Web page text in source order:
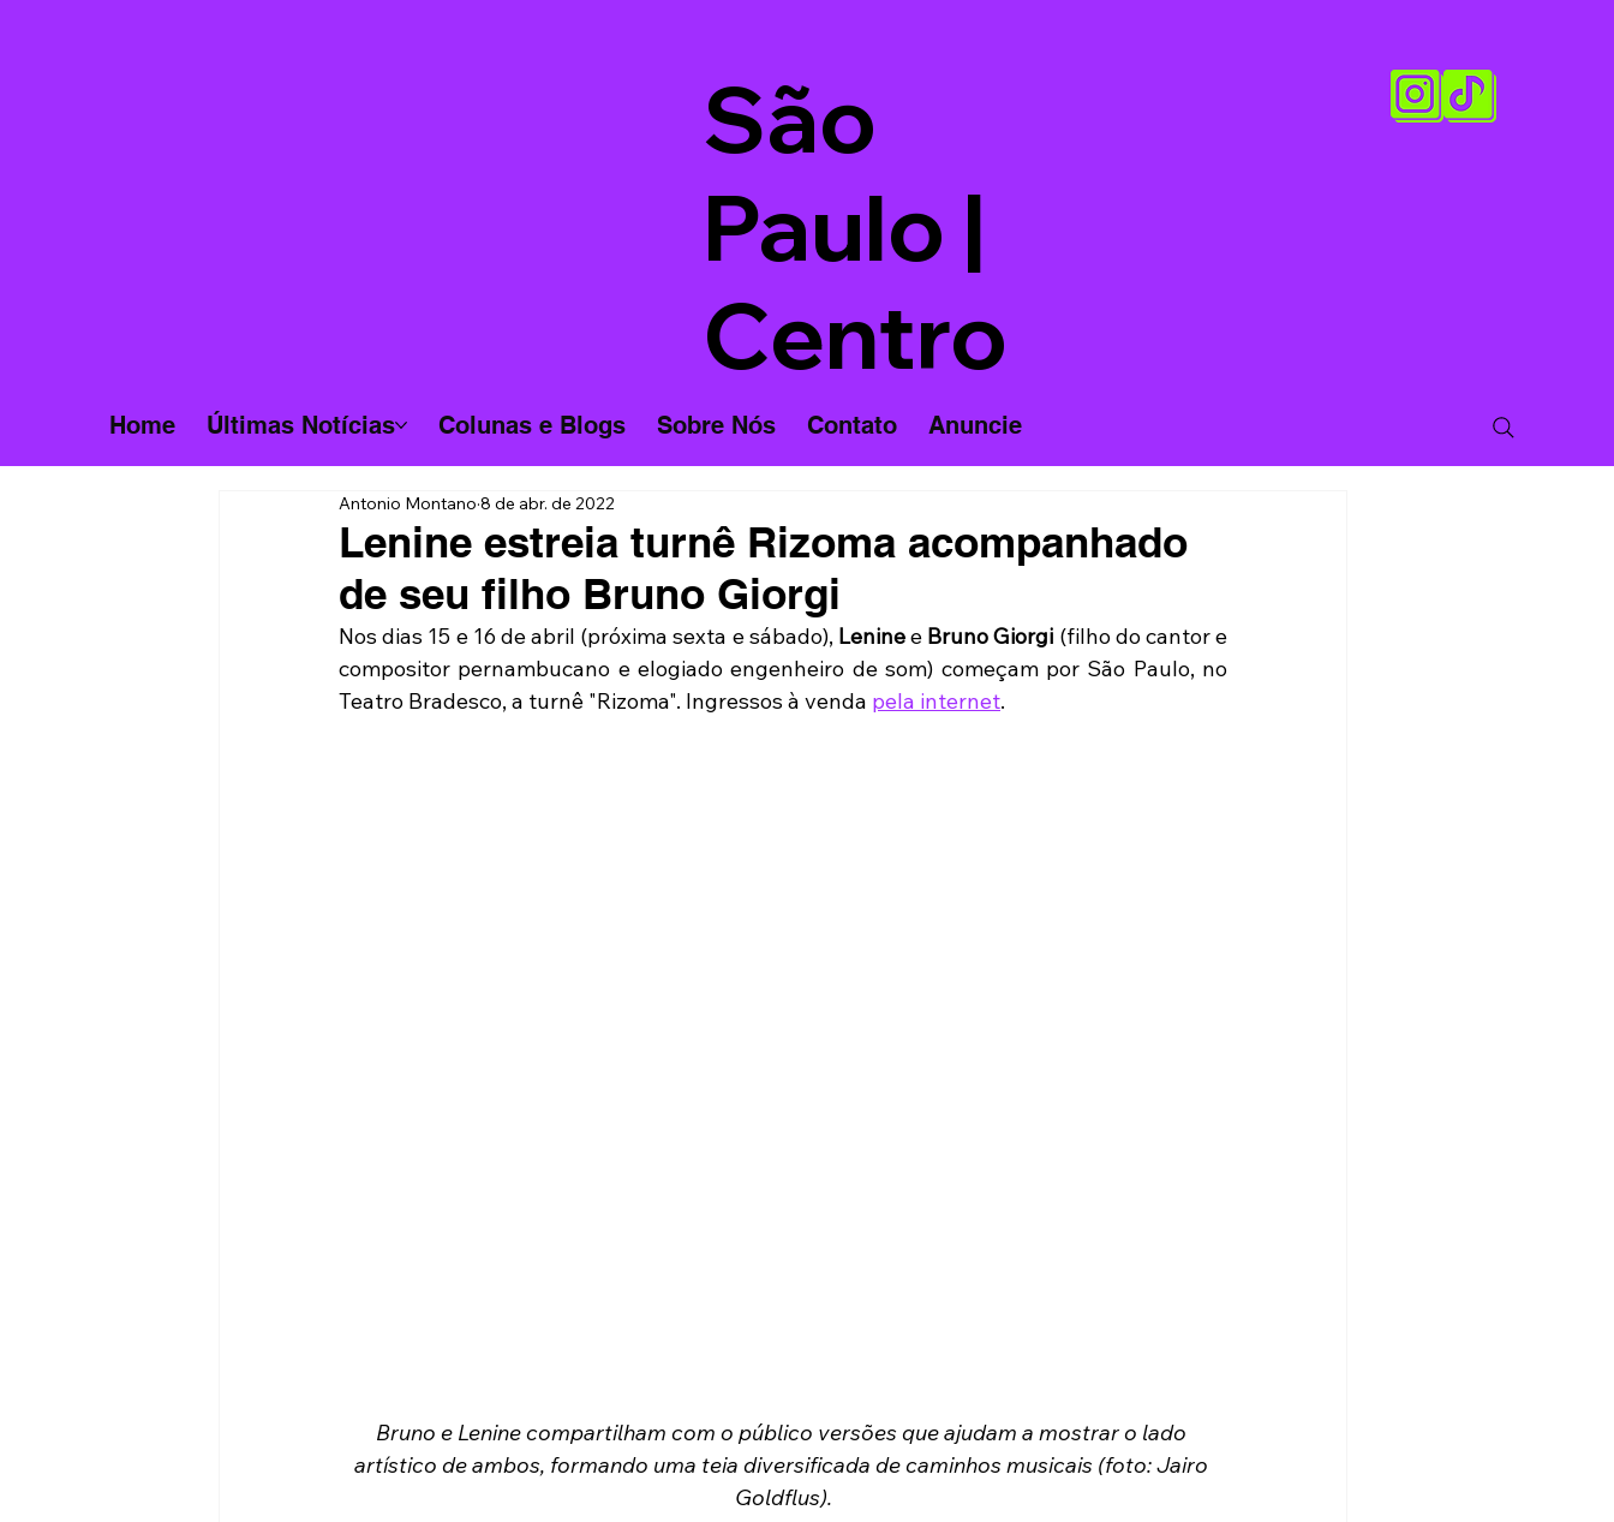
São
Paulo |
Centro
Home Últimas Notícias Colunas e Blogs Sobre Nós Contato Anuncie
Lenine estreia turnê Rizoma acompanhado
de seu filho Bruno Giorgi
Antonio Montano 8 de abr. de 2022
Nos dias 15 e 16 de abril (próxima sexta e sábado), Lenine e Bruno Giorgi (filho do cantor e
compositor pernambucano e elogiado engenheiro de som) começam por São Paulo, no
Teatro Bradesco, a turnê "Rizoma". Ingressos à venda pela internet.
Bruno e Lenine compartilham com o público versões que ajudam a mostrar o lado
artístico de ambos, formando uma teia diversificada de caminhos musicais (foto: Jairo
Goldflus).